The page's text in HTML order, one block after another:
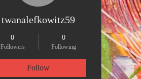
twanalefkowitz59
0
Followers
0
Following
Follow